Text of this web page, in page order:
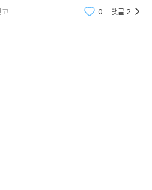
신의 도박 장면을 보며 도신 주윤발의
고 0 댓글 2